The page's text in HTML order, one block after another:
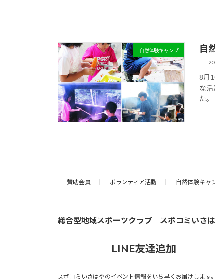
自然体験キャンプ 自
8月
な
た。
賛助会員 ボランティア活動 自然体験キャ
総合型地域スポーツクラブ スポコミいさ
LINE友達追加
スポコミいさはやのイベント情報をいち早くお届けします